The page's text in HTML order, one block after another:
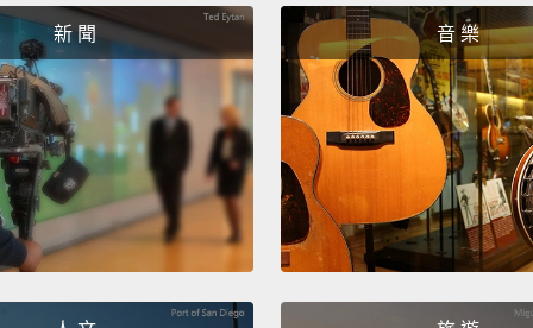
新 聞 音 樂